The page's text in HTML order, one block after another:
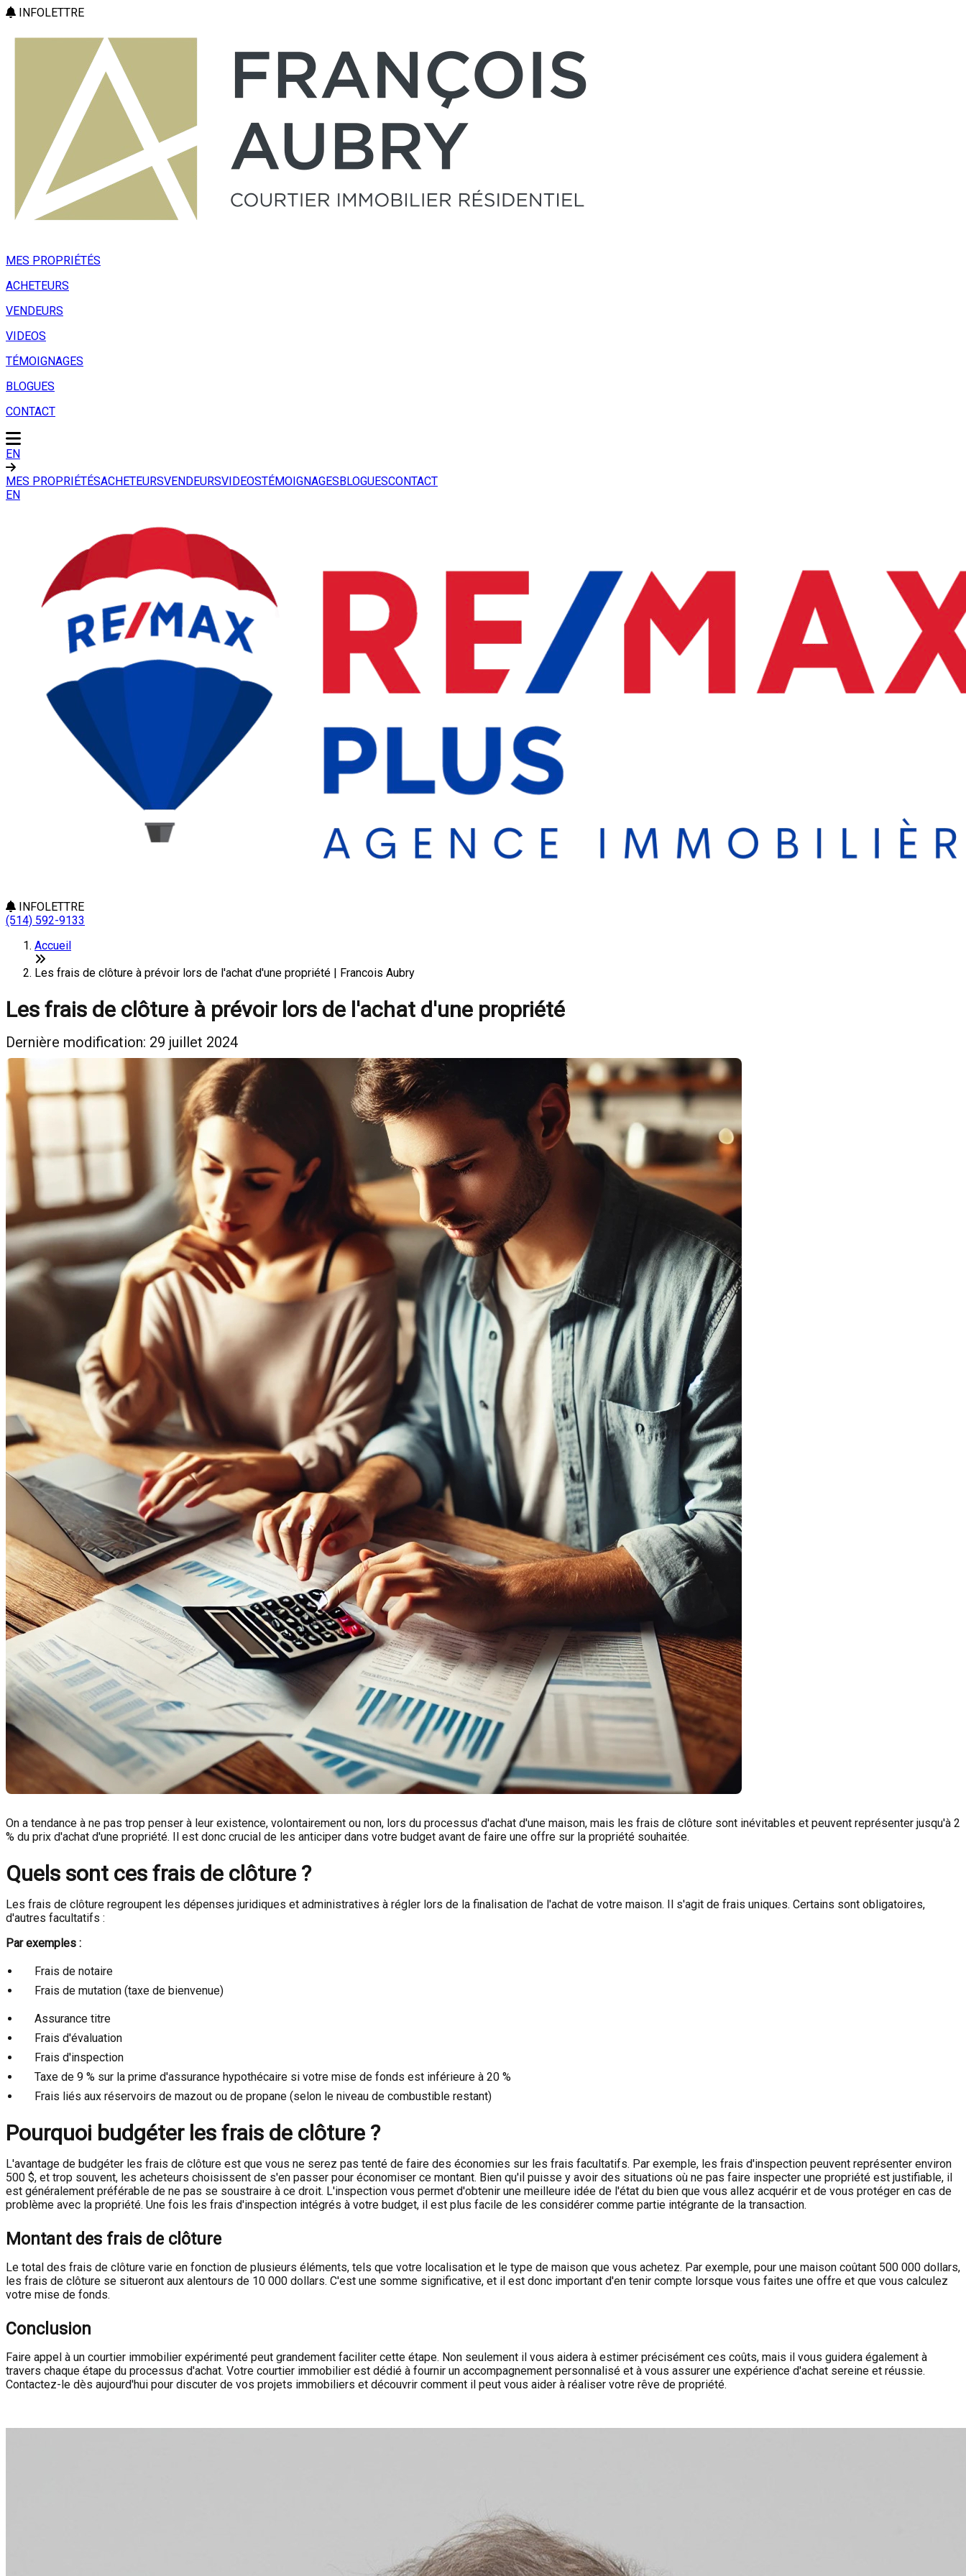
INFOLETTRE
MES PROPRIÉTÉS
ACHETEURS
VENDEURS
VIDEOS
TÉMOIGNAGES
BLOGUES
CONTACT
EN
MES PROPRIÉTÉSACHETEURSVENDEURSVIDEOSTÉMOIGNAGESBLOGUESCONTACT
EN
INFOLETTRE
(514) 592-9133
Accueil
Les frais de clôture à prévoir lors de l'achat d'une propriété | Francois Aubry
Les frais de clôture à prévoir lors de l'achat d'une propriété
Dernière modification: 29 juillet 2024
On a tendance à ne pas trop penser à leur existence, volontairement ou non, lors du processus d'achat d'une maison, mais les frais de clôture sont inévitables et peuvent représenter jusqu'à 2
% du prix d'achat d'une propriété. Il est donc crucial de les anticiper dans votre budget avant de faire une offre sur la propriété souhaitée.
Quels sont ces frais de clôture ?
Les frais de clôture regroupent les dépenses juridiques et administratives à régler lors de la finalisation de l'achat de votre maison. Il s'agit de frais uniques. Certains sont obligatoires,
d'autres facultatifs :
Par exemples :
Frais de notaire
Frais de mutation (taxe de bienvenue)
Assurance titre
Frais d'évaluation
Frais d'inspection
Taxe de 9 % sur la prime d'assurance hypothécaire si votre mise de fonds est inférieure à 20 %
Frais liés aux réservoirs de mazout ou de propane (selon le niveau de combustible restant)
Pourquoi budgéter les frais de clôture ?
L'avantage de budgéter les frais de clôture est que vous ne serez pas tenté de faire des économies sur les frais facultatifs. Par exemple, les frais d'inspection peuvent représenter environ
500 $, et trop souvent, les acheteurs choisissent de s'en passer pour économiser ce montant. Bien qu'il puisse y avoir des situations où ne pas faire inspecter une propriété est justifiable, il
est généralement préférable de ne pas se soustraire à ce droit. L'inspection vous permet d'obtenir une meilleure idée de l'état du bien que vous allez acquérir et de vous protéger en cas de
problème avec la propriété. Une fois les frais d'inspection intégrés à votre budget, il est plus facile de les considérer comme partie intégrante de la transaction.
Montant des frais de clôture
Le total des frais de clôture varie en fonction de plusieurs éléments, tels que votre localisation et le type de maison que vous achetez. Par exemple, pour une maison coûtant 500 000 dollars,
les frais de clôture se situeront aux alentours de 10 000 dollars. C'est une somme significative, et il est donc important d'en tenir compte lorsque vous faites une offre et que vous calculez
votre mise de fonds.
Conclusion
Faire appel à un courtier immobilier expérimenté peut grandement faciliter cette étape. Non seulement il vous aidera à estimer précisément ces coûts, mais il vous guidera également à
travers chaque étape du processus d'achat. Votre courtier immobilier est dédié à fournir un accompagnement personnalisé et à vous assurer une expérience d'achat sereine et réussie.
Contactez-le dès aujourd'hui pour discuter de vos projets immobiliers et découvrir comment il peut vous aider à réaliser votre rêve de propriété.